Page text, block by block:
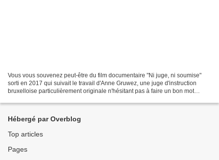
Vous vous souvenez peut-être du film documentaire "Ni juge, ni soumise"
sorti en 2017 qui suivait le travail d'Anne Gruwez, une juge d'instruction
bruxelloise particulièrement originale n'hésitant pas à faire un bon mot
Hébergé par Overblog
Top articles
Pages